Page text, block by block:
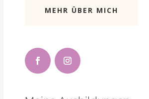
MEHR ÜBER MICH